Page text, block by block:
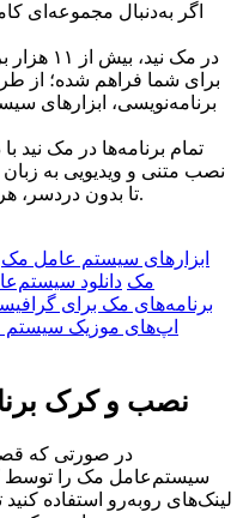
اگر به‌دنبال مجموعه‌ای
در مک
برای شما فراهم شده؛ از
برنامه‌نویسی، ابزارهای
تمام برنامه‌ها در مک
نصب متنی و ویدیویی به
تا بدون دردسر، هر برنامه‌ای را روی مک خود نصب کنید.
ابزار‌های سیستم عامل مک
مک دانلود
برنامه‌های مک برای
اپ‌های موزیک
نصب و کرک
در صورتی که
سیستم‌عامل مک را توسط
لینک‌های رو‌به‌رو استفاده